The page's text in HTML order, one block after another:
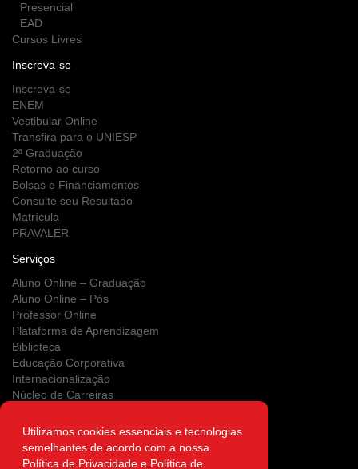
Utilizamos cookies essenciais e tecnologias
semelhantes de acordo com a nossa
Política de Privacidade e Política de
Presencial
EAD
Cursos Livres
Inscreva-se
Inscreva-se
ENEM
Vestibular Online
Transfira para o UNIESP
2ª Graduação
Retorno ao curso
Bolsas e Financiamentos
Consulte seu Resultado
Matrícula
PRAVALER
Serviços
Aluno Online – Graduação
Aluno Online – Pós
Professor Online
Plataforma de Aprendizagem
Biblioteca
Educação Corporativa
Internacionalização
Núcleo de Carreiras
NUPS
Clínica Escola
Área do Egresso